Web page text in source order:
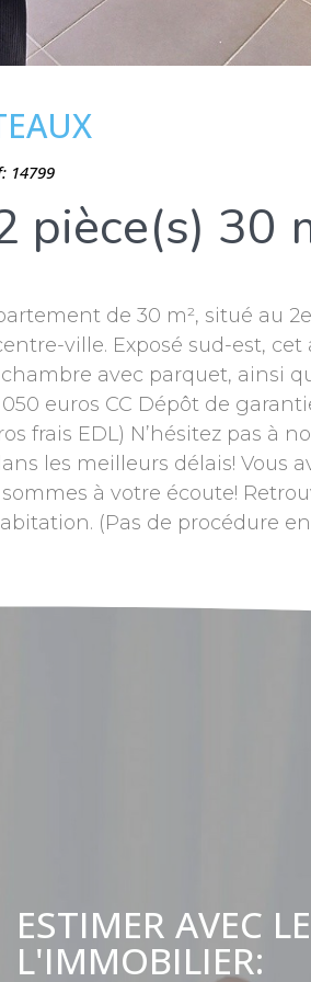
14799
pièce(s) 30
de 30 m², situé au
ville. Exposé sud-est,
avec parquet, ainsi
euros CC Dépôt de
frais EDL) N’hésitez pas à
les meilleurs délais! Vous
à votre écoute!
(Pas de procédure en
ESTIMER AVEC
L'IMMOBILIER: